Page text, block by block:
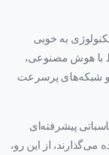
به خوبی
با هوش مصنوعی،
و شبکه‌های پرسرعت
پیشرفته‌ای
می‌گذارند، از این رو،